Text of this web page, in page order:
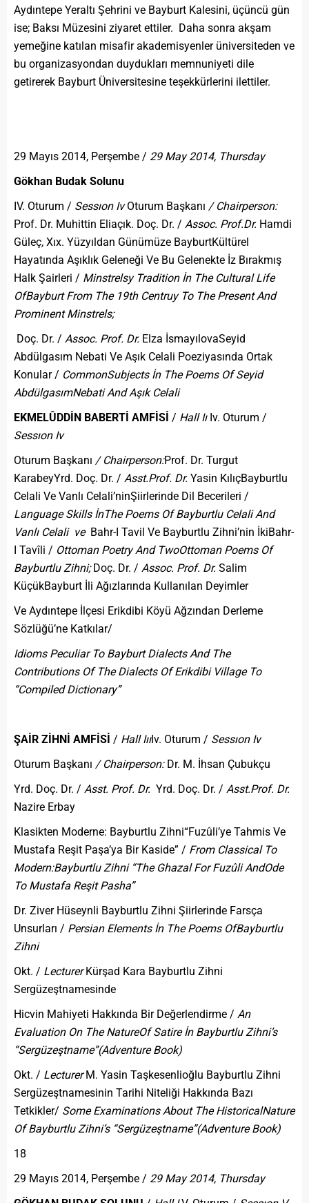
Aydıntepe Yeraltı Şehrini ve Bayburt Kalesini, üçüncü gün
ise; Baksı Müzesini ziyaret ettiler. Daha sonra akşam
yemeğine katılan misafir akademisyenler üniversiteden ve
bu organizasyondan duydukları memnuniyeti dile
getirerek Bayburt Üniversitesine teşekkürlerini ilettiler.
29 Mayıs 2014, Perşembe / 29 May 2014, Thursday
Gökhan Budak Solunu
IV. Oturum / Sessıon IvOturum Başkanı / Chairperson:
Prof. Dr. Muhittin Eliaçık. Doç. Dr. / Assoc. Prof.Dr. Hamdi
Güleç, Xıx. Yüzyıldan Günümüze BayburtKültürel
Hayatında Aşıklık Geleneği Ve Bu Gelenekte İz Bırakmış
Halk Şairleri / Minstrelsy Tradition İn The Cultural Life
OfBayburt From The 19th Centruy To The Present And
Prominent Minstrels;
Doç. Dr. / Assoc. Prof. Dr. Elza İsmayılovaSeyid
Abdülgasım Nebati Ve Aşık Celali Poeziyasında Ortak
Konular / CommonSubjects İn The Poems Of Seyid
AbdülgasımNebati And Aşık Celali
EKMELÛDDİN BABERTİ AMFİSİ / Hall Iı Iv. Oturum /
Sessıon Iv
Oturum Başkanı / Chairperson:Prof. Dr. Turgut
KarabeyYrd. Doç. Dr. / Asst.Prof. Dr. Yasin KılıçBayburtlu
Celali Ve Vanlı Celali’ninŞiirlerinde Dil Becerileri /
Language Skills İnThe Poems Of Bayburtlu Celali And
Vanlı Celali ve Bahr-I Tavil Ve Bayburtlu Zihni’nin İkiBahr-
I Tavîli / Ottoman Poetry And TwoOttoman Poems Of
Bayburtlu Zihni; Doç. Dr. / Assoc. Prof. Dr. Salim
KüçükBayburt İli Ağızlarında Kullanılan Deyimler
Ve Aydıntepe İlçesi Erikdibi Köyü Ağzından Derleme
Sözlüğü’ne Katkılar/
Idioms Peculiar To Bayburt Dialects And The
Contributions Of The Dialects Of Erikdibi Village To
“Compiled Dictionary”
ŞAİR ZİHNİ AMFİSİ / Hall IııIv. Oturum / Sessıon Iv
Oturum Başkanı / Chairperson: Dr. M. İhsan Çubukçu
Yrd. Doç. Dr. / Asst. Prof. Dr. Yrd. Doç. Dr. / Asst.Prof. Dr.
Nazire Erbay
Klasikten Moderne: Bayburtlu Zihni“Fuzûli’ye Tahmis Ve
Mustafa Reşit Paşa’ya Bir Kaside” / From Classical To
Modern:Bayburtlu Zihni “The Ghazal For Fuzûli AndOde
To Mustafa Reşit Pasha”
Dr. Ziver Hüseynli Bayburtlu Zihni Şiirlerinde Farsça
Unsurları / Persian Elements İn The Poems OfBayburtlu
Zihni
Okt. / LecturerKürşad Kara Bayburtlu Zihni
Sergüzeştnamesinde
Hicvin Mahiyeti Hakkında Bir Değerlendirme / An
Evaluation On The NatureOf Satire İn Bayburtlu Zihni’s
“Sergüzeştname”(Adventure Book)
Okt. / LecturerM. Yasin Taşkesenlioğlu Bayburtlu Zihni
Sergüzeştnamesinin Tarihi Niteliği Hakkında Bazı
Tetkikler/ Some Examinations About The HistoricalNature
Of Bayburtlu Zihni’s “Sergüzeştname”(Adventure Book)
18
29 Mayıs 2014, Perşembe / 29 May 2014, Thursday